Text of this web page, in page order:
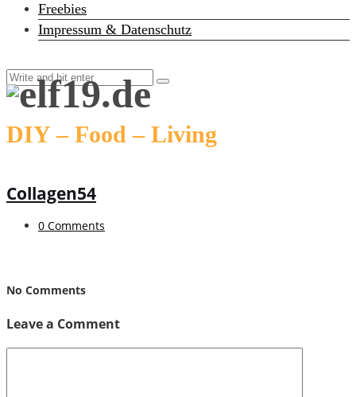
Freebies
Impressum & Datenschutz
DIY – Food – Living
Collagen54
0 Comments
No Comments
Leave a Comment